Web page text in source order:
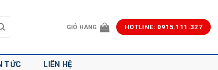
GIỎ HÀNG HOTLINE: 0915.111.327
TỨC LIÊN HỆ